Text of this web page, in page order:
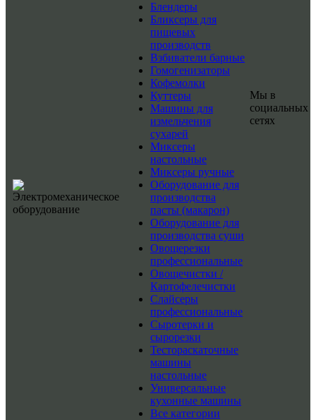
Блендеры
Бликсеры для
пищевых
производств
Взбиватели барные
Гомогенизаторы
Кофемолки
Куттеры
Машины для
измельчения
сухарей
Миксеры
настольные
Миксеры ручные
Оборудование для
производства
пасты (макарон)
Оборудование для
производства суши
Овощерезки
профессиональные
Овощечистки /
Картофелечистки
Слайсеры
профессиональные
Сыротерки и
сырорезки
Тестораскаточные
машины
настольные
Универсальные
кухонные машины
Все категории
Мы в
социальных
сетях